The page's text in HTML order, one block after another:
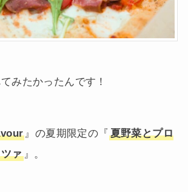
みたかったんです！
』の夏期限定の『 夏野菜とプロ
ァ』。